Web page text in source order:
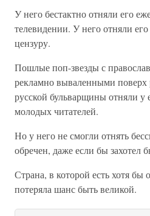
У него бестактно отняли его
телевидении. У него отняли
цензуру.
Пошлые поп-звезды с
рекламно вываленными поверх
русской бульварщины отняли у
молодых читателей.
Но у него не смогли отнять
обречен, даже если бы захотел
Страна, в которой есть хотя бы
потеряла шанс быть великой.